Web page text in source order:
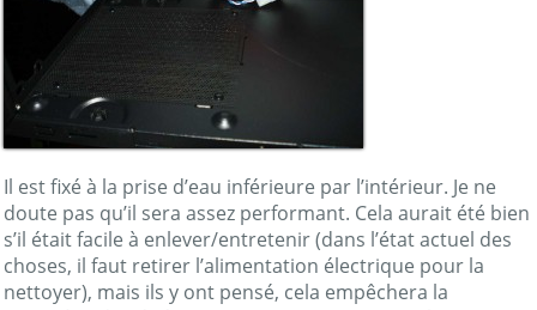
Il est fixé à la prise d’eau inférieure par l’intérieur. Je ne
doute pas qu’il sera assez performant. Cela aurait été bien
s’il était facile à enlever/entretenir (dans l’état actuel des
choses, il faut retirer l’alimentation électrique pour la
nettoyer), mais ils y ont pensé, cela empêchera la